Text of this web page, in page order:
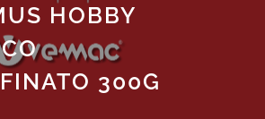
HOBBY
300G